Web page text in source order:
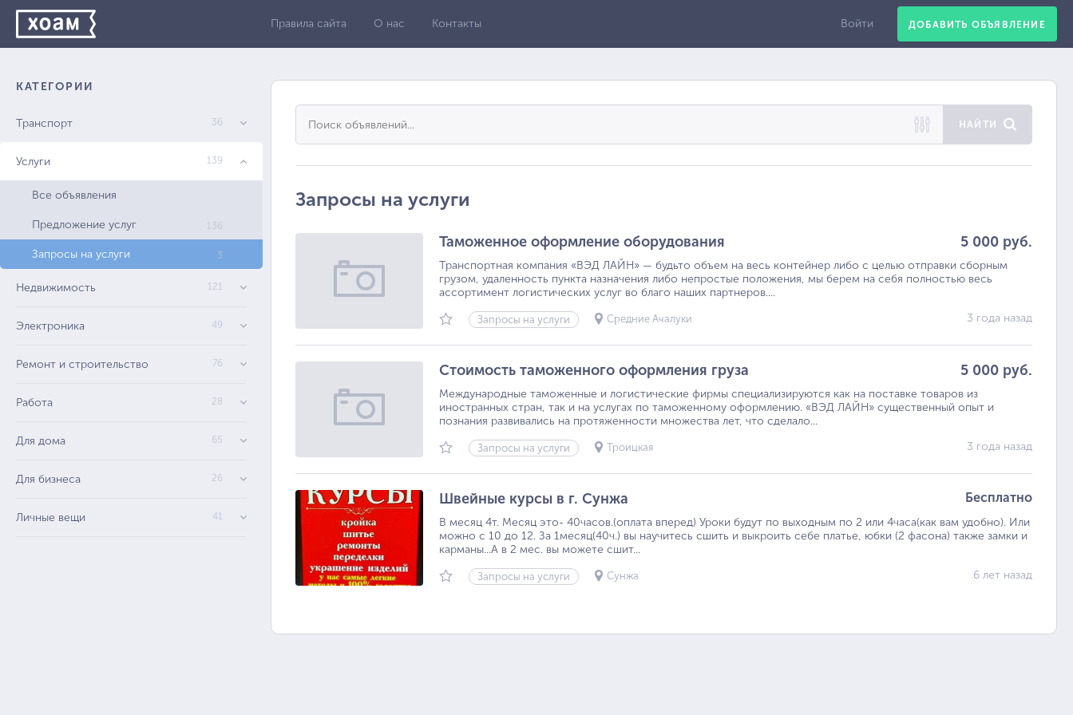
Правила сайта О нас Контакты ДОБАВИТЬ ОБЪЯВЛЕНИЕ
Войти
КАТЕГОРИИ
Транспорт 36
Услуги 139
Все объявления
136
Предложение услуг
3
Запросы на услуги
Недвижимость 121
Электроника 49
Ремонт и строительство 76
Работа 28
Для дома 65
Для бизнеса 26
Личные вещи 41
НАЙТИ
Запросы на услуги
Таможенное оформление оборудования 5 000 руб.
Транспортная компания «ВЭД ЛАЙН» — будьто объем на весь контейнер либо с целью отправки сборным
грузом, удаленность пункта назначения либо непростые положения, мы берем на ceбя полностью весь
ассортимент логистических услуг во благо наших партнеров....
Запросы на услуги Средние Ачалуки 3 года назад
Стоимость таможенного оформления груза 5 000 руб.
Международные таможенные и логистические фирмы специализируются как на поставке товаров из
иностранных стран, так и на услугах по таможенному оформлению. «ВЭД ЛАЙН» существенный опыт и
познания развивались на протяженности множества лет, что сделало...
Запросы на услуги Троицкая 3 года назад
Швейные курсы в г. Сунжа Бесплатно
В месяц 4т. Месяц это- 40часов.(оплата вперед) Уроки будут по выходным по 2 или 4часа(как вам удобно). Или
можно с 10 до 12. За 1месяц(40ч.) вы научитесь сшить и выкроить себе платье, юбки (2 фасона) также замки и
карманы...А в 2 мес. вы можете сшит...
Запросы на услуги Сунжа 6 лет назад